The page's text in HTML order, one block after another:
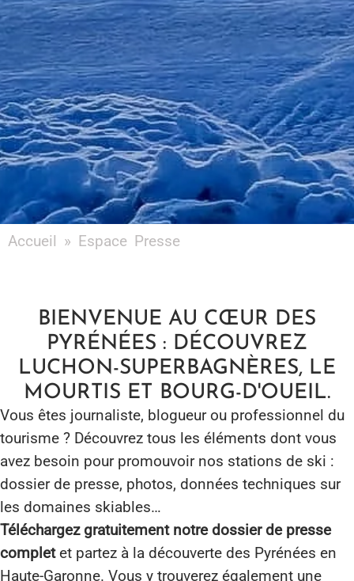
Accueil » Espace Presse
BIENVENUE AU CŒUR DES
PYRÉNÉES : DÉCOUVREZ
LUCHON-SUPERBAGNÈRES, LE
MOURTIS ET BOURG-D'OUEIL.
Vous êtes journaliste, blogueur ou professionnel du
tourisme ? Découvrez tous les éléments dont vous
avez besoin pour promouvoir nos stations de ski :
dossier de presse, photos, données techniques sur
les domaines skiables…
Téléchargez gratuitement notre dossier de presse
completet partez à la découverte des Pyrénées en
Haute-Garonne. Vous y trouverez également une